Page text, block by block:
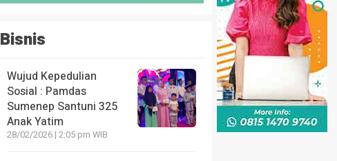
Bisnis
Wujud Kepedulian
Sosial : Pamdas
Sumenep Santuni 325
Anak Yatim
28/02/2026 | 2:05 pm WIB